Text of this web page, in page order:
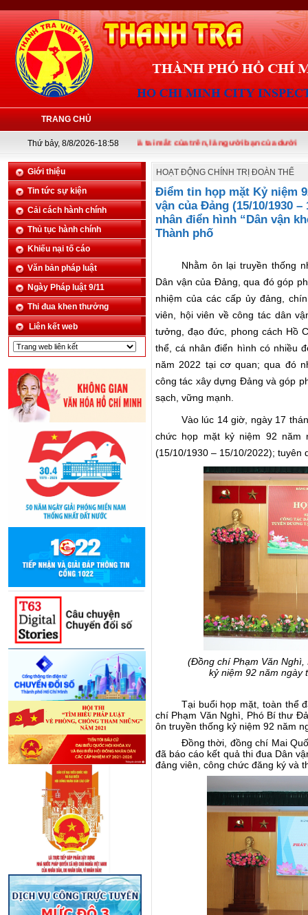
TRANG CHỦ
Thứ bảy, 8/8/2026-18:58
Thanh tra là tai mắt của trên, là người bạn của dưới
Giới thiệu
Tin tức sự kiện
Cải cách hành chính
Thủ tục hành chính
Khiếu nại tố cáo
Văn bản pháp luật
Ngày Pháp luật 9/11
Thi đua khen thưởng
Liên kết web
HOẠT ĐỘNG CHÍNH TRỊ ĐOÀN THỂ
Điểm tin họp mặt Kỷ niệm
vận của Đảng (15/10/1930
nhân điển hình “Dân vận
Thành phố
Nhằm ôn lại truyền thống
Dân vận của Đảng, qua đó góp
nhiệm của các cấp ủy đảng,
viên, hội viên về công tác dân
tưởng, đạo đức, phong cách Hồ
thể, cá nhân điển hình có nhiều
năm 2022 tại cơ quan; qua đó
công tác xây dựng Đảng và góp
sạch, vững mạnh.
Vào lúc 14 giờ, ngày 17
chức họp mặt kỷ niệm 92 năm
(15/10/1930 – 15/10/2022); tuyên
(Đồng chí Phạm Văn
kỷ niệm 92 năm ngày
Tại buổi họp mặt, toàn thể
chí Phạm Văn Nghì, Phó Bí thư
ôn truyền thống kỷ niệm 92 năm
Đồng thời, đồng chí Mai
đã báo cáo kết quả thi đua Dân
đảng viên, công chức đăng ký và